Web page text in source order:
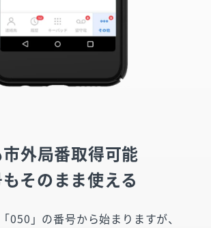
外局番取得可能
そのまま使える
050」の番号から始まりますが、